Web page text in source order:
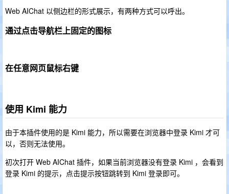
Web AIChat 以侧边栏的形式展示，有两种方式可以呼出。
通过点击导航栏上固定的图标
在任意网页鼠标右键
使用 Kimi 能力
由于本插件使用的是 Kimi 能力，所以需要在浏览器中登录 Kimi 才可
以，否则无法使用。
初次打开 Web AIChat 插件，如果当前浏览器没有登录 Kimi ，会看到
登录 Kimi 的提示，点击提示按钮跳转到 Kimi 登录即可。